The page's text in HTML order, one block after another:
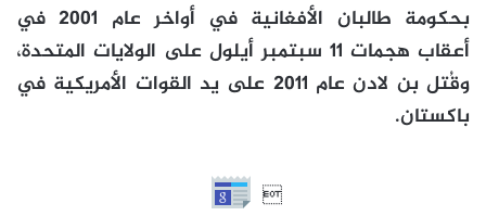
بحكومة طالبان الأفغانية في أواخر عام 2001 في
أعقاب هجمات 11 سبتمبر أيلول على الولايات المتحدة،
وقُتل بن لادن عام 2011 على يد القوات الأمريكية في
باكستان.
